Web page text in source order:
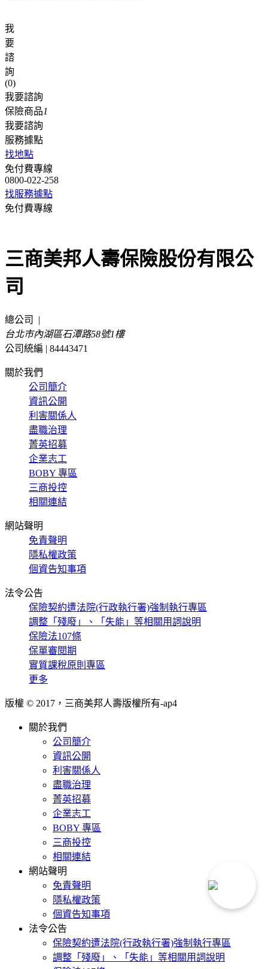
我
要
諮
詢
(0)
我要諮詢
保險商品1
我要諮詢
服務據點
找地點
免付費專線
0800-022-258
找服務據點
免付費專線
三商美邦人壽保險股份有限公
司
總公司
|
台北市內湖區石潭路58號1樓
公司統編 | 84443471
關於我們
公司簡介
資訊公開
利害關係人
盡職治理
菁英招募
企業志工
BOBY 專區
三商投控
相關連結
網站聲明
免責聲明
隱私權政策
個資告知事項
法令公告
保險契約遭法院(行政執行署)強制執行專區
調整「殘廢」、「失能」等相關用詞說明
保險法107條
保單審閱期
實質課稅原則專區
更多
版權 © 2017，三商美邦人壽版權所有-ap4
關於我們
公司簡介
資訊公開
利害關係人
盡職治理
菁英招募
企業志工
BOBY 專區
三商投控
相關連結
網站聲明
免責聲明
隱私權政策
個資告知事項
法令公告
保險契約遭法院(行政執行署)強制執行專區
調整「殘廢」、「失能」等相關用詞說明